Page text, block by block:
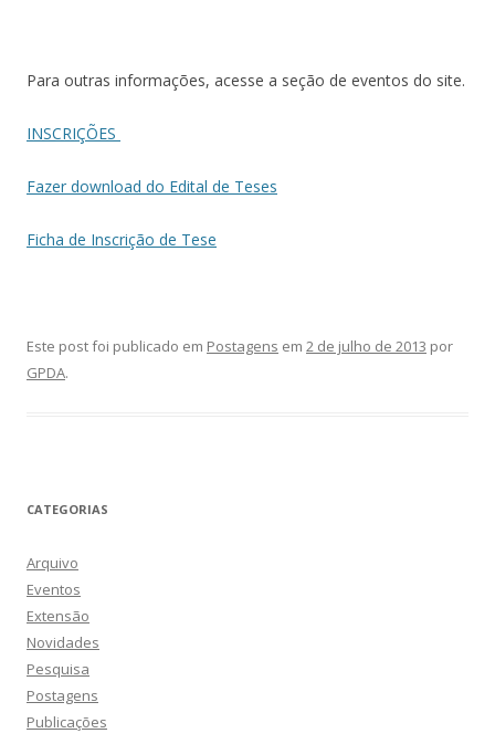
Para outras informações, acesse a seção de eventos do site.
INSCRIÇÕES
Fazer download do Edital de Teses
Ficha de Inscrição de Tese
Este post foi publicado em Postagens em 2 de julho de 2013 por
GPDA.
CATEGORIAS
Arquivo
Eventos
Extensão
Novidades
Pesquisa
Postagens
Publicações